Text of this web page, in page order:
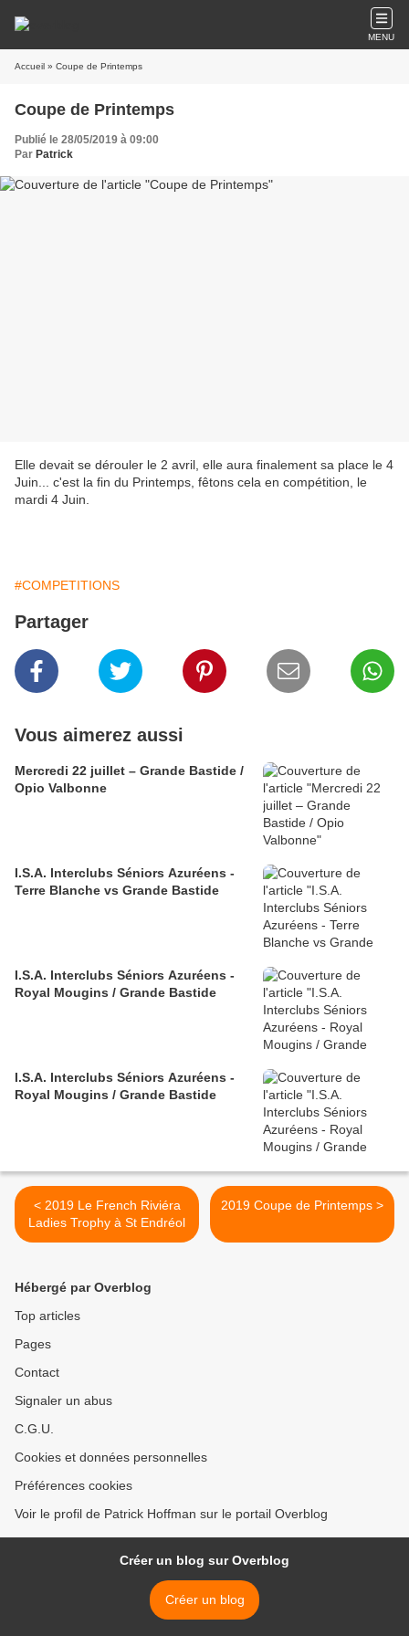
MENU
Accueil » Coupe de Printemps
Coupe de Printemps
Publié le 28/05/2019 à 09:00
Par Patrick
Elle devait se dérouler le 2 avril, elle aura finalement sa place le 4
Juin... c'est la fin du Printemps, fêtons cela en compétition, le
mardi 4 Juin.
#COMPETITIONS
Partager
Vous aimerez aussi
Mercredi 22 juillet – Grande Bastide /
Opio Valbonne
I.S.A. Interclubs Séniors Azuréens -
Terre Blanche vs Grande Bastide
I.S.A. Interclubs Séniors Azuréens -
Royal Mougins / Grande Bastide
I.S.A. Interclubs Séniors Azuréens -
Royal Mougins / Grande Bastide
< 2019 Le French Riviéra
Ladies Trophy à St Endréol
2019 Coupe de Printemps >
Hébergé par Overblog
Top articles
Pages
Contact
Signaler un abus
C.G.U.
Cookies et données personnelles
Préférences cookies
Voir le profil de Patrick Hoffman sur le portail Overblog
Créer un blog sur Overblog
Créer un blog